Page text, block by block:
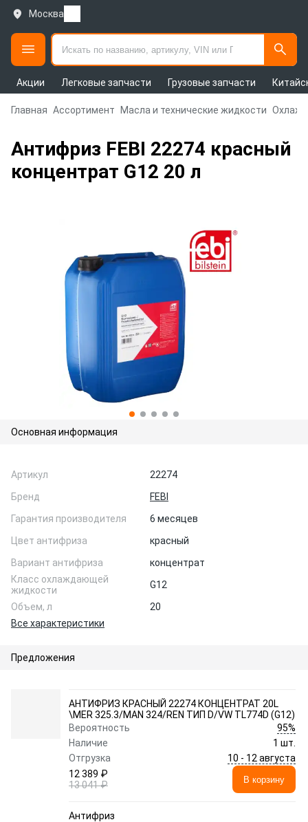
Москва
Акции Легковые запчасти Грузовые запчасти
Главная Ассортимент Масла и технические жидкости
Антифриз FEBI 22274 красный
концентрат G12 20 л
Основная информация
Артикул
22274
Бренд
FEBI
Гарантия производителя
6 месяцев
Цвет антифриза
красный
Вариант антифриза
концентрат
Класс охлаждающей
жидкости
G12
Объем, л
20
Все характеристики
Предложения
АНТИФРИЗ КРАСНЫЙ 22274 КОНЦЕНТРАТ 20L
\MER 325.3/MAN 324/REN ТИП D/VW TL774D (G12)
Вероятность
95%
Наличие
1 шт.
Отгрузка
10 - 12 августа
12 389 ₽
13 041 ₽
В корзину
Антифриз